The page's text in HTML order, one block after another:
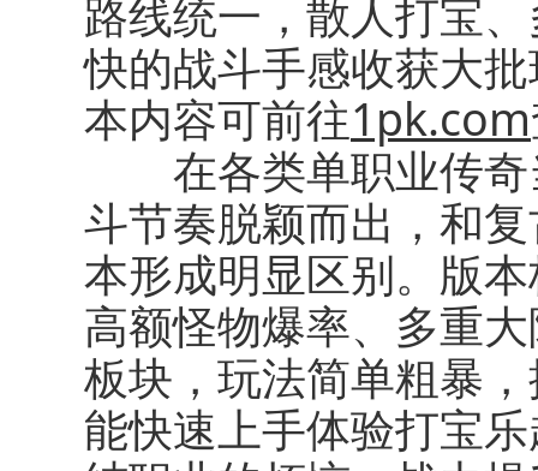
路线统一，散人打宝
快的战斗手感收获大
本内容可前往1pk.com
在各类单职业传奇
斗节奏脱颖而出，和
本形成明显区别。版
高额怪物爆率、多重
板块，玩法简单粗暴
能快速上手体验打宝